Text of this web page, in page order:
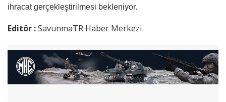
ihracat gerçekleştirilmesi bekleniyor.
Editör :SavunmaTR Haber Merkezi